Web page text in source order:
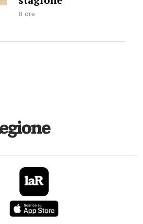
8 ore